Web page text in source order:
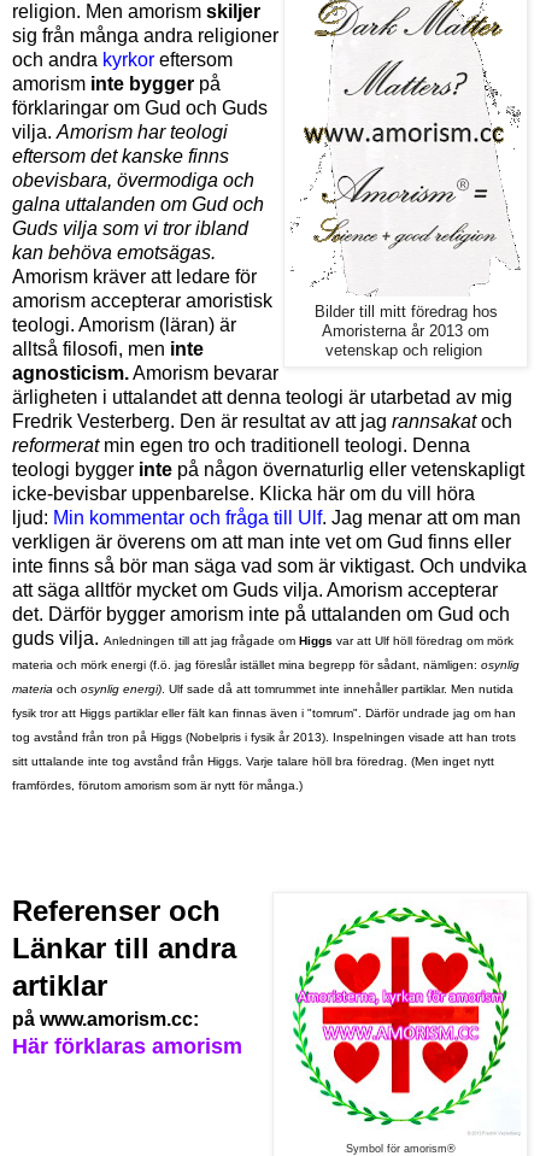
Bilder till mitt föredrag hos
Amoristerna år 2013 om
vetenskap och religion
religion. Men amorism skiljer
sig från många andra religioner
och andra kyrkor eftersom
amorism inte bygger på
förklaringar om Gud och Guds
vilja. Amorism har teologi
eftersom det kanske finns
obevisbara, övermodiga och
galna uttalanden om Gud och
Guds vilja som vi tror ibland
kan behöva emotsägas.
Amorism kräver att ledare för
amorism accepterar amoristisk
teologi. Amorism (läran) är
alltså filosofi, men inte
agnosticism.Amorism bevarar
ärligheten i uttalandet att denna teologi är utarbetad av mig
Fredrik Vesterberg. Den är resultat av att jag rannsakatoch
reformeratmin egen tro och traditionell teologi. Denna
teologi bygger inte på någon övernaturlig eller vetenskapligt
icke-bevisbar uppenbarelse. Klicka här om du vill höra
ljud: Min kommentar och fråga till Ulf. Jag menar att om man
verkligen är överens om att man inte vet om Gud finns eller
inte finns så bör man säga vad som är viktigast. Och undvika
att säga alltför mycket om Guds vilja. Amorism accepterar
det. Därför bygger amorism inte på uttalanden om Gud och
guds vilja. Anledningen till att jag frågade om Higgs var att Ulf höll föredrag om mörk
materia och mörk energi (f.ö. jag föreslår istället mina begrepp för sådant, nämligen: osynlig
materia och osynlig energi) . Ulf sade då att tomrummet inte innehåller partiklar. Men nutida
fysik tror att Higgs partiklar eller fält kan finnas även i "tomrum". Därför undrade jag om han
tog avstånd från tron på Higgs (Nobelpris i fysik år 2013). Inspelningen visade att han trots
sitt uttalande inte tog avstånd från Higgs. Varje talare höll bra föredrag. (Men inget nytt
framfördes, förutom amorism som är nytt för många.)
Symbol för amorism®
Referenser och
Länkar till andra
artiklar
på www.amorism.cc:
Här förklaras amorism